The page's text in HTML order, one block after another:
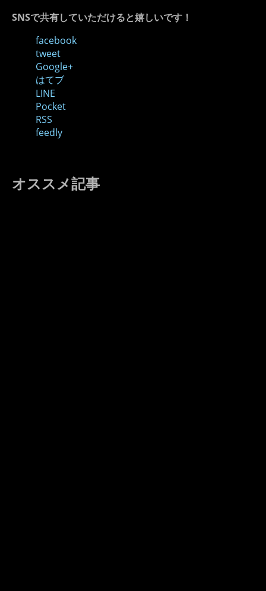
SNSで共有していただけると嬉しいです！
facebook
tweet
Google+
はてブ
LINE
Pocket
RSS
feedly
オススメ記事